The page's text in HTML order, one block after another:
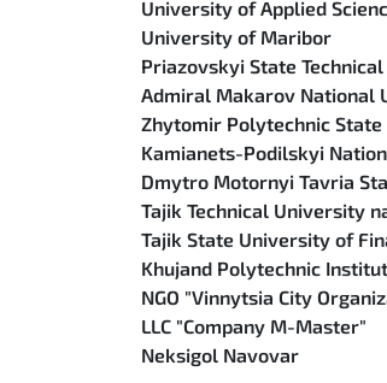
University of Applied
University of Maribor
Priazovskyi State
Admiral Makarov National
Zhytomir Polytechnic
Kamianets-Podіlskyi
Dmytro Motornyi Tavria
Tajik Technical University
Tajik State University of
Khujand Polytechnic
NGO "Vinnytsia City
LLC "Company M-Master"
Neksigol Navovar